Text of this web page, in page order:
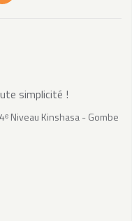
simplicité !
Niveau Kinshasa - Gombe